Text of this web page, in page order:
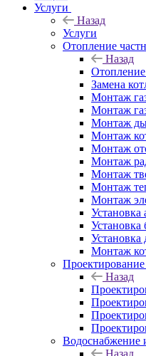
Услуги
Назад
Услуги
Отопление
Назад
Отопление
Замена
Монтаж
Монтаж
Монтаж
Монтаж
Монтаж
Монтаж
Монтаж
Монтаж
Монтаж
Установка
Установка
Монтаж
Проектирование
Назад
Водоснабжение
Назад